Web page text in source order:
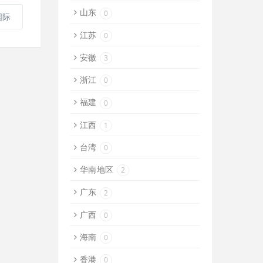
际 山东 0
江苏 0
安徽 3
浙江 0
福建 0
江西 1
台湾 0
华南地区 2
广东 2
广西 0
海南 0
香港 0